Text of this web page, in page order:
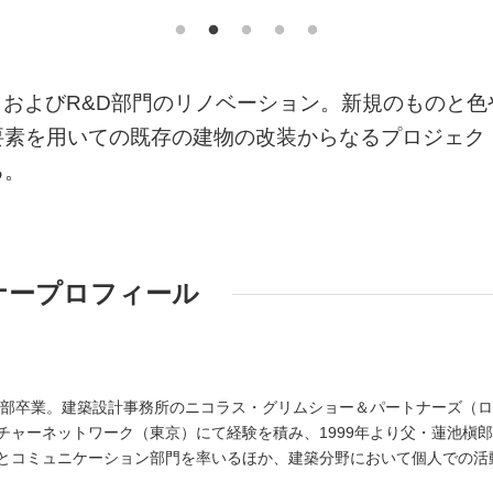
よびR&D部門のリノベーション。新規のものと色
を用いての既存の建物の改装からなるプロジェク
プロフィール
卒業。建築設計事務所のニコラス・グリムショー＆パートナーズ（
ャーネットワーク（東京）にて経験を積み、1999年より父・蓮池槇
コミュニケーション部門を率いるほか、建築分野において個人での活